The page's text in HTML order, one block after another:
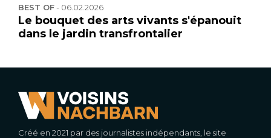
BEST OF- 06.02.2026
Le bouquet des arts vivants s'épanouit
dans le jardin transfrontalier
Créé en 2021 par des journalistes indépendants, le site